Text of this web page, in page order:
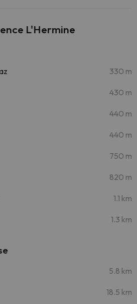
L'Hermine
330 m
430 m
440 m
440 m
750 m
820 m
1.1 km
1.3 km
5.8 km
18.5 km